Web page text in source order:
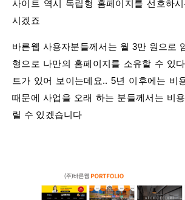
사이트 역시 독립형 홈페이지를 선호하
시겠죠
바른웹 사용자분들께서는 월 3만 원으로
형으로 나만의 홈페이지를 소유할 수 있
트가 있어 보이는데요.. 5년 이후에는 비
때문에 사업을 오래 하는 분들께서는 비
릴 수 있겠습니다